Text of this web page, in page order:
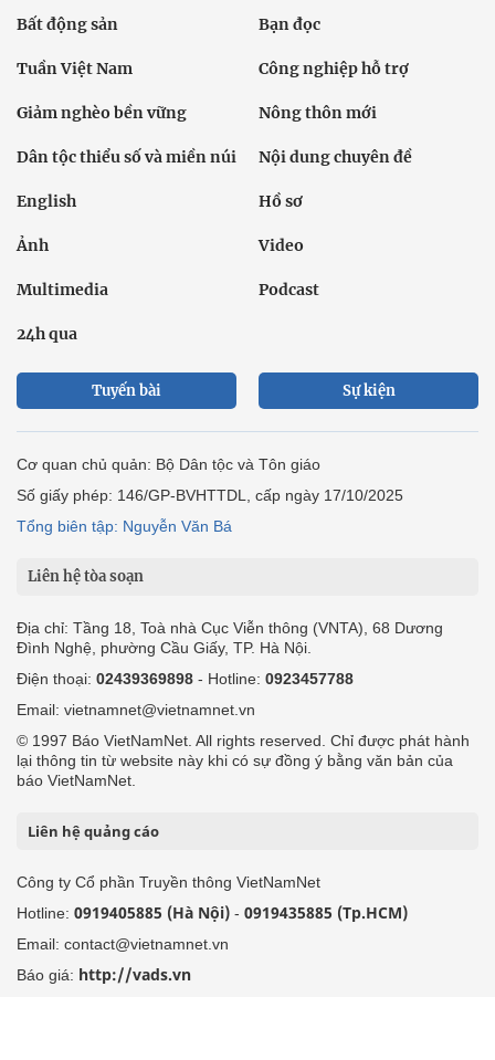
Bất động sản Bạn đọc
Tuần Việt Nam Công nghiệp hỗ trợ
Giảm nghèo bền vững Nông thôn mới
Dân tộc thiểu số và miền núi Nội dung chuyên đề
English Hồ sơ
Ảnh Video
Multimedia Podcast
24h qua
Tuyến bài Sự kiện
Cơ quan chủ quản: Bộ Dân tộc và Tôn giáo
Số giấy phép: 146/GP-BVHTTDL, cấp ngày 17/10/2025
Tổng biên tập: Nguyễn Văn Bá
Liên hệ tòa soạn
Địa chỉ: Tầng 18, Toà nhà Cục Viễn thông (VNTA), 68 Dương
Đình Nghệ, phường Cầu Giấy, TP. Hà Nội.
Điện thoại: 02439369898 - Hotline: 0923457788
Email: vietnamnet@vietnamnet.vn
© 1997 Báo VietNamNet. All rights reserved. Chỉ được phát hành
lại thông tin từ website này khi có sự đồng ý bằng văn bản của
báo VietNamNet.
Liên hệ quảng cáo
Công ty Cổ phần Truyền thông VietNamNet
Hotline: 0919405885 (Hà Nội) - 0919435885 (Tp.HCM)
Email: contact@vietnamnet.vn
Báo giá: http://vads.vn